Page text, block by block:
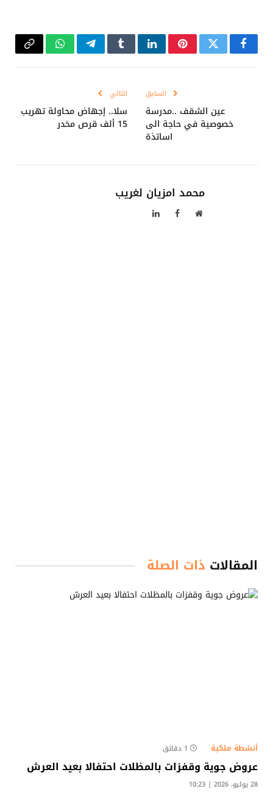
فيسبوكتويتر بينتيريستلينكدإنTumblrتيلقرامواتسابCopy
السابق
عين الشقف ..مدرسة
خصوصية في حاجة الى
اساتذة
التالي
سلا.. إجهاض محاولة تهريب
15 ألف قرص مخدر
محمد امزيان لغريب
موقع فيسبوكلينكدإن
المقالات ذات الصلة
أنشطة ملكية 1 دقائق
عروض جوية وقفزات بالمظلات احتفالا بعيد العرش
28 يوليو، 2026 | 10:23